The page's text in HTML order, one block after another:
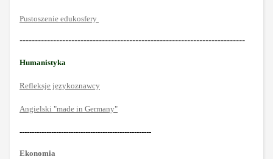
Pustoszenie edukosfery
--------------------------------------------------------------------------
Humanistyka
Refleksje językoznawcy
Angielski "made in Germany"
------------------------------------------------------
Ekonomia